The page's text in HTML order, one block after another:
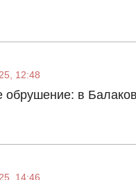
12:48
в
14:46